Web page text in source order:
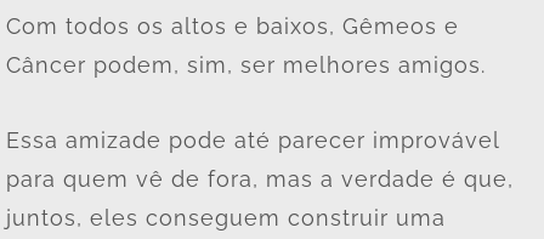
Com todos os altos e baixos, Gêmeos e
Câncer podem, sim, ser melhores amigos.
Essa amizade pode até parecer improvável
para quem vê de fora, mas a verdade é que,
juntos, eles conseguem construir uma